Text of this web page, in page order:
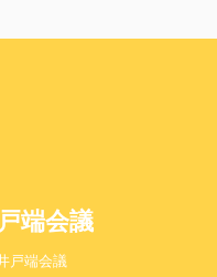
端会議
戸端会議